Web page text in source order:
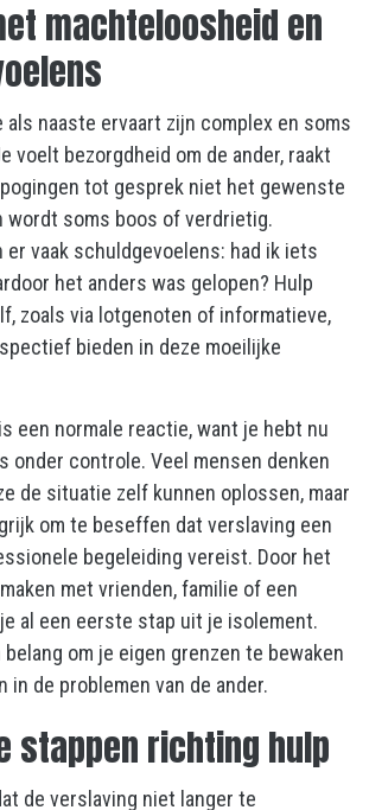
machteloosheid en
als naaste ervaart zijn complex en soms
voelt bezorgdheid om de ander, raakt
tot gesprek niet het gewenste
wordt soms boos of verdrietig.
er vaak schuldgevoelens: had ik iets
het anders was gelopen? Hulp
zoals via lotgenoten of informatieve,
bieden in deze moeilijke
een normale reactie, want je hebt nu
onder controle. Veel mensen denken
de situatie zelf kunnen oplossen, maar
om te beseffen dat verslaving een
begeleiding vereist. Door het
met vrienden, familie of een
al een eerste stap uit je isolement.
belang om je eigen grenzen te bewaken
in de problemen van de ander.
stappen richting hulp
de verslaving niet langer te